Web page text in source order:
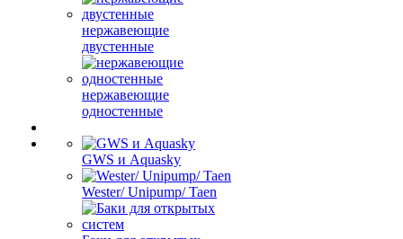
нержавеющие
двустенные
нержавеющие
одностенные
GWS и Aquasky
Wester/ Unipump/ Taen